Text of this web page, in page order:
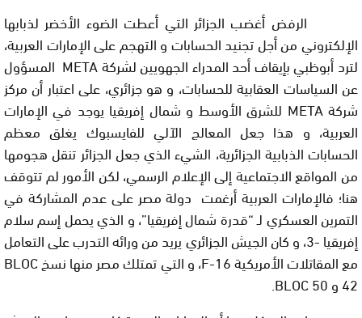
الرفض أغضب الجزائر التي أعطت الضوء الأخضر لذبابها
الإلكتروني من أجل تجنيد الحسابات و التهجم على الإمارات العربية،
لترد أبوظبي بإيقاف أحد المدراء الجهويين لشركةMETA المسؤول
عن السياسات العقابية للحسابات، و هو جزائري، على اعتبار أن مركز
شركةMETA للشرق الأوسط و شمال إفريقيا يوجد في الإمارات
العربية، و هذا جعل المعالج الآلي للفايسبوك يغلق معظم
الحسابات الذبابية الجزائرية، الشيء الذي جعل الجزائر تنقل هجومها
من المواقع الاجتماعية إلى الإعلام الرسمي، لكن الأمور لم تتوقف
هنا؛ فالإمارات العربية أرغمت دولة مصر على عدم المشاركة في
التمرين العسكري لـ “قدرة شمال إفريقيا”، و الذي يحمل إسم سلام
إفريقيا -3، و كان الجيش الجزائري يريد من ورائه التدرب على التعامل
مع المقاتلات الأمريكيةF-16، و التي تمتلك مصر منها نسخBLOC
42و BLOC50
.